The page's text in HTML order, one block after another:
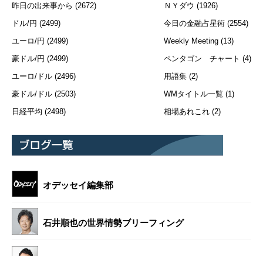
昨日の出来事から (2672)
ドル/円 (2499)
ユーロ/円 (2499)
豪ドル/円 (2499)
ユーロ/ドル (2496)
豪ドル/ドル (2503)
日経平均 (2498)
ＮＹダウ (1926)
今日の金融占星術 (2554)
Weekly Meeting (13)
ペンタゴン チャート (4)
用語集 (2)
WMタイトル一覧 (1)
相場あれこれ (2)
オデッセイ編集部
石井順也の世界情勢ブリーフィング